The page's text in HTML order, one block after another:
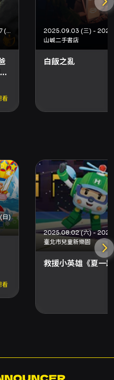
體藝術有限公司提供技術
部XR沉浸式影像創作支持
技術資源與製作能量上有
體驗高品質沉浸式互動展
加分。演出操作上，活
式場域演出，強調隊伍
觀眾不只是被動觀看
程的參與者與決策者，
重複觀賞的趣味性。 安全
的重要考量。由於須長時
次開始5分鐘後不再開放
。對於有身心障礙之觀
惠（詳見票務折扣），但
範亦有明確說明。整體而
動體驗、喜愛解謎推理與
觀眾或學齡兒童群體，並
安全建議，觀眾在購票前
合適參與。
- 入場規定：每位觀眾需
以下孩童需由家長或成年
時間：每場次體驗總長約
40分鐘。場次開始5分
時恕不接受退、換票。 -
票與取票資訊： - 購票方
、Apple Pay、Google
2025.09.07 (日) - 2025.09.07 (日)
看
山峸二手書店
白飯之亂
日)
看
臺北市兒童新樂園
救援小英雄《夏一